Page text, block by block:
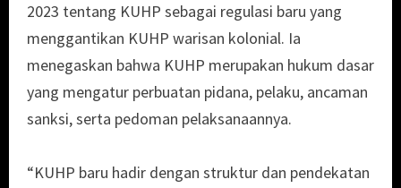
2023 tentang KUHP sebagai regulasi baru yang
menggantikan KUHP warisan kolonial. Ia
menegaskan bahwa KUHP merupakan hukum dasar
yang mengatur perbuatan pidana, pelaku, ancaman
sanksi, serta pedoman pelaksanaannya.
“KUHP baru hadir dengan struktur dan pendekatan